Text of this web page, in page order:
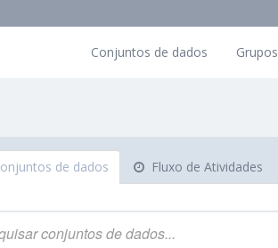
Conjuntos de dados Grupos
de dados Fluxo de Atividades